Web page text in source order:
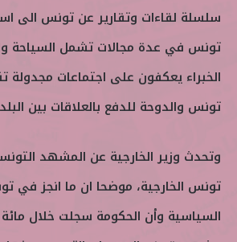
سلسلة لقاءات وتقارير عن تونس الى
تونس في عدة مجالات تشمل السياحة
الخبراء يعكفون على اجتماعات
تونس والدوحة للدفع بالعلاقات بين
وتحدث وزير الخارجية عن المشهد
تونس الخارجية، موضحا ان ما انجز في
السياسية وأن الحكومة سجلت خلال